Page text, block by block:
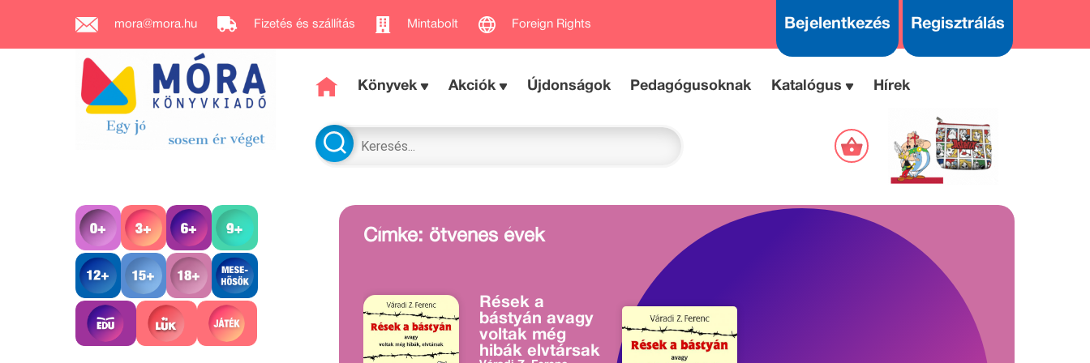
mora@mora.hu Fizetés és szállítás Mintabolt Foreign Rights Bejelentkezés Regisztrálás
Könyvek Akciók Újdonságok Pedagógusoknak Katalógus Hírek
Címke: ötvenes évek
Rések a
bástyán avagy
voltak még
hibák elvtársak